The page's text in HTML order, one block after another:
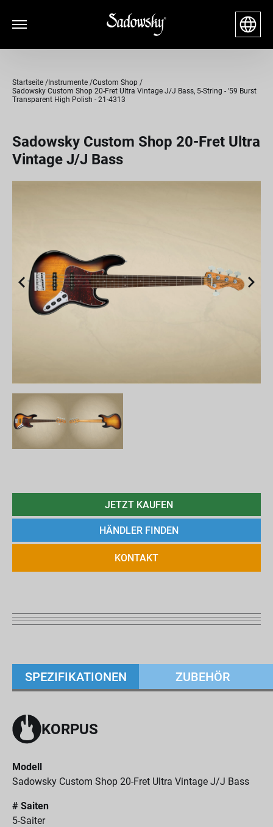
Startseite Instrumente Custom Shop
Sadowsky Custom Shop 20-Fret Ultra Vintage J/J Bass, 5-String - '59 Burst
Transparent High Polish - 21-4313
Sadowsky Custom Shop 20-Fret Ultra
Vintage J/J Bass
JETZT KAUFEN
HÄNDLER FINDEN
KONTAKT
SPEZIFIKATIONEN ZUBEHÖR
KORPUS
Modell
Sadowsky Custom Shop 20-Fret Ultra Vintage J/J Bass
# Saiten
5-Saiter